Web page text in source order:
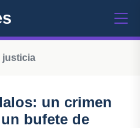
justicia
un crimen
bufete de